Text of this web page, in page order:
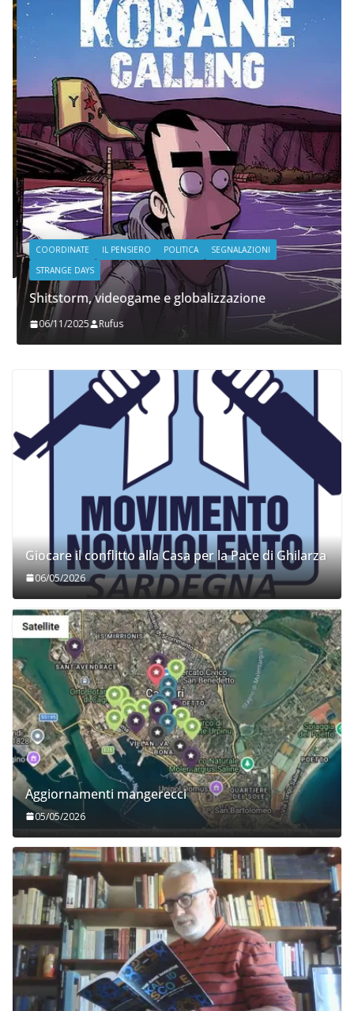
COORDINATE IL PENSIERO POLITICA
SEGNALAZIONI
STRANGE DAYS
Shitstorm, videogame e globalizzazione
06/11/2025 Rufus
Giocare il conflitto alla Casa per la Pace di Ghilarza
06/05/2026
Aggiornamenti mangerecci
05/05/2026